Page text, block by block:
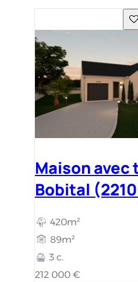
Maison avec
Bobital
420m²
89m²
3 c.
212 000 €